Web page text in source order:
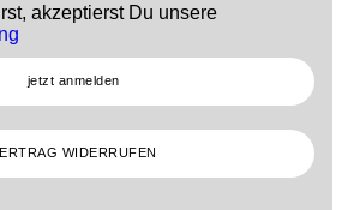
akzeptierst Du unsere
jetzt anmelden
WIDERRUFEN